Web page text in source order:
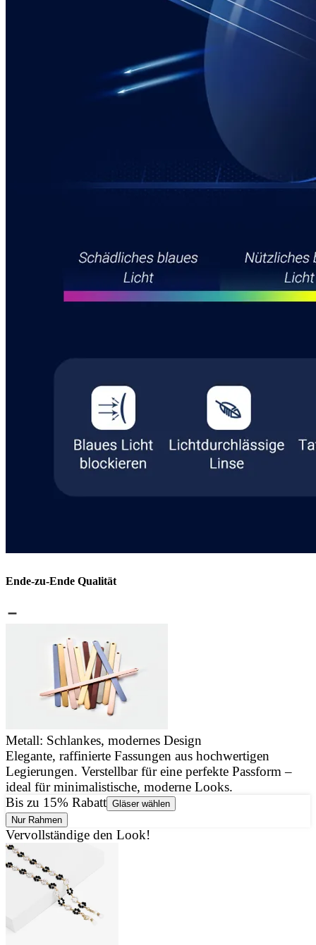
Ende-zu-Ende Qualität
Metall: Schlankes, modernes Design
Elegante, raffinierte Fassungen aus hochwertigen
Legierungen. Verstellbar für eine perfekte Passform –
ideal für minimalistische, moderne Looks.
Bis zu 15% Rabatt Gläser wählen
Nur Rahmen
Vervollständige den Look!